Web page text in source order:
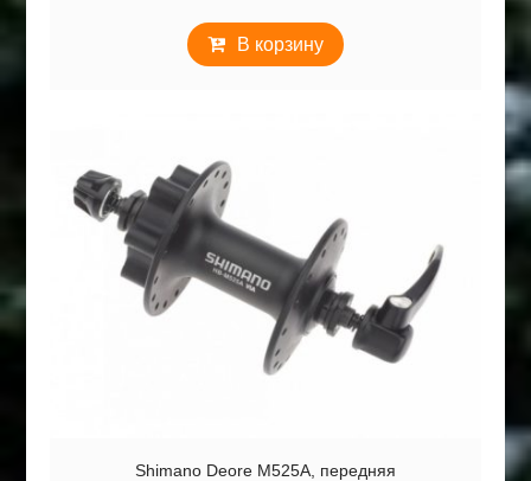
В корзину
Shimano Deore M525A, передняя